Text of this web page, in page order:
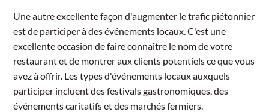
Une autre excellente façon d'augmenter le trafic piétonnier
est de participer à des événements locaux. C'est une
excellente occasion de faire connaître le nom de votre
restaurant et de montrer aux clients potentiels ce que vous
avez à offrir. Les types d'événements locaux auxquels
participer incluent des festivals gastronomiques, des
événements caritatifs et des marchés fermiers.